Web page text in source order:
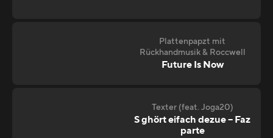
Plattenpapzt mit
Rückhandmusik & Roccwell
Future Is Now
Texter (feat. Joga20)
S ghört eifach dezue – Faz
parte